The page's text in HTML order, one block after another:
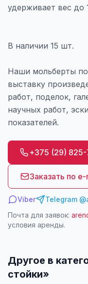
удерживает вес до
В наличии 15 шт.
Наши мольберты
выставку
работ, поделок,
научных работ,
показателей.
+375 (29)
Заказать по e-
Viber
Telegram
Почта для заявок:
условия аренды.
Другое в
стойки»